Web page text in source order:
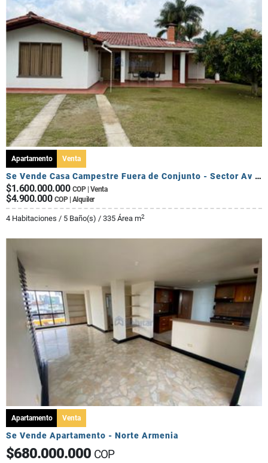
Apartamento Venta
Se Vende Casa Campestre Fuera de Conjunto - Sector Av Centenario
$1.600.000.000 COP | Venta
$4.900.000 COP | Alquiler
4 Habitaciones / 5 Baño(s) / 335 Área m2
Apartamento Venta
Se Vende Apartamento - Norte Armenia
$680.000.000 COP